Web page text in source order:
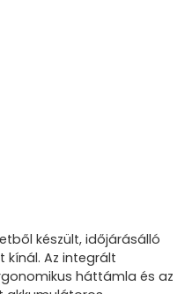
készült, időjárásálló
kínál. Az integrált
háttámla és az